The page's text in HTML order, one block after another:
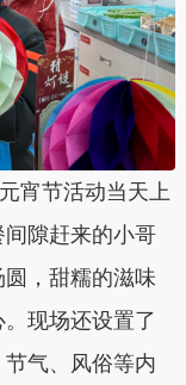
宵节活动当天上
隙赶来的小哥
，甜糯的滋味
现场还设置了
气、风俗等内